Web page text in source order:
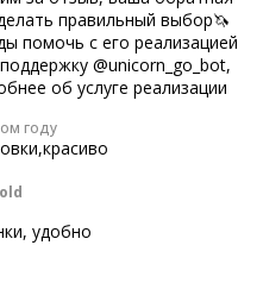
правильный выбор🦄
помочь с его реализацией
@unicorn_go_bot,
об услуге реализации
году
удобно